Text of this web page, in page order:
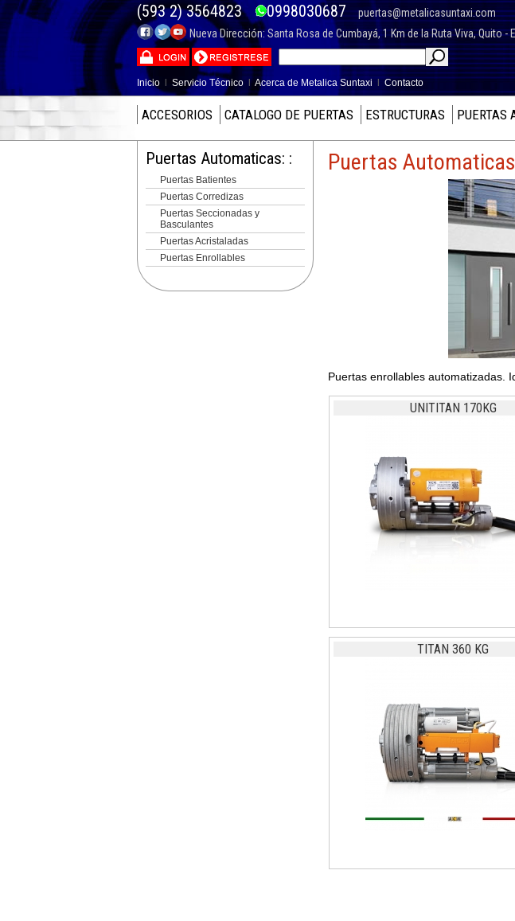
(593 2) 3564823 0998030687puertas@metalicasuntaxi.com
Nueva Dirección: Santa Rosa de Cumbayá, 1 Km de la Ruta Viva, Quito -
Inicio Servicio Técnico l Acerca de Metalica Suntaxi Contacto
ACCESORIOS CATALOGO DE PUERTAS ESTRUCTURAS PUERTAS
Puertas
Puertas enrollables automatizadas.
UNITITAN 170KG
TITAN 360 KG
Puertas Automaticas: :
Puertas Batientes
Puertas Corredizas
Puertas Seccionadas y
Basculantes
Puertas Acristaladas
Puertas Enrollables